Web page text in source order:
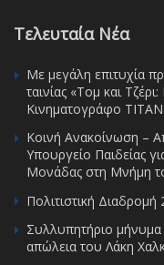
Τελευταία Νέα
Με μεγάλη επιτυχία
ταινίας «Τομ και
Κινηματογράφο ΤΙΤΑΝ
Κοινή Ανακοίνωση –
Υπουργείο Παιδείας
Μονάδας στη Μνήμη
Πολιτιστική
Συλλυπητήριο
απώλεια του Λάκη